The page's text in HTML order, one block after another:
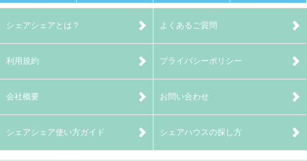
シェアシェアとは？ よくあるご質問
利用規約 プライバシーポリシー
会社概要 お問い合わせ
シェアシェア使い方ガイド シェアハウスの探し方